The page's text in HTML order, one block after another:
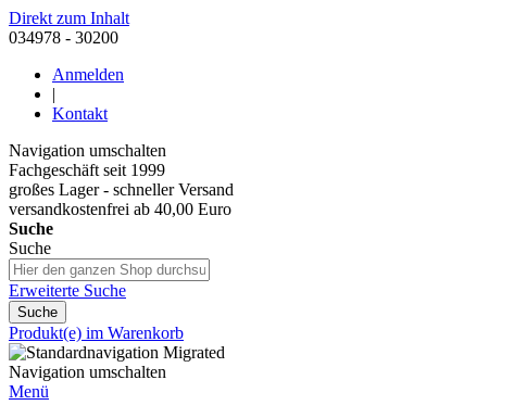
Direkt zum Inhalt
034978 - 30200
Anmelden
|
Kontakt
Navigation umschalten
Fachgeschäft seit 1999
großes Lager - schneller Versand
versandkostenfrei ab 40,00 Euro
Suche
Suche
Erweiterte Suche
Suche
Produkt(e) im Warenkorb
Navigation umschalten
Menü